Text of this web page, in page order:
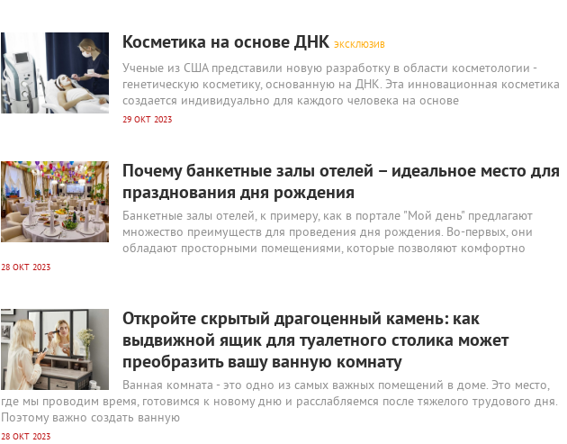
Косметика на основе ДНК ЭКСКЛЮЗИВ
Ученые из США представили новую разработку в области косметологии -
генетическую косметику, основанную на ДНК. Эта инновационная косметика
создается индивидуально для каждого человека на основе
29 ОКТ 2023
Почему банкетные залы отелей – идеальное место для
празднования дня рождения
Банкетные залы отелей, к примеру, как в портале "Мой день" предлагают
множество преимуществ для проведения дня рождения. Во-первых, они
обладают просторными помещениями, которые позволяют комфортно
28 ОКТ 2023
Откройте скрытый драгоценный камень: как
выдвижной ящик для туалетного столика может
преобразить вашу ванную комнату
Ванная комната - это одно из самых важных помещений в доме. Это место,
где мы проводим время, готовимся к новому дню и расслабляемся после тяжелого трудового дня.
Поэтому важно создать ванную
28 ОКТ 2023